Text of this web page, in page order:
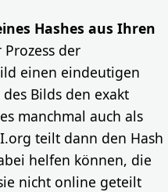
Hashes aus Ihren
der
einen eindeutigen
Bilds den exakt
manchmal auch als
teilt dann den Hash
helfen können, die
nicht online geteilt